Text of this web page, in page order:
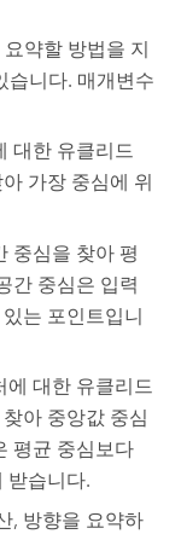
약할 방법을 지
습니다. 매개변수
대한 유클리드
가장 중심에 위
중심을 찾아 평
간 중심은 입력
는 포인트입니
에 대한 유클리드
아 중앙값 중심
평균 중심보다
받습니다.
, 방향을 요약하